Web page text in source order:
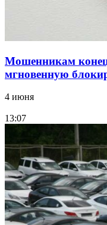
Мошенникам
мгновенную
4 июня
13:07